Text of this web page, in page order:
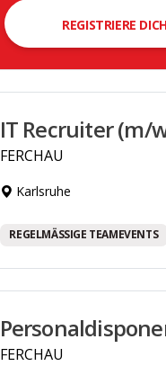
REGISTRIERE
IT Recruiter (m/
FERCHAU
Karlsruhe
REGELMÄSSIGE TEAMEVENTS
FERCHAU